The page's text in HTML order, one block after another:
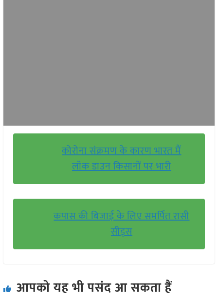
कोरोना संक्रमण के कारण भारत मैं
लॉक डाउन किसानों पर भारी
कपास की बिजाई के लिए समर्पित रासी
सीड्स
आपको यह भी पसंद आ सकता हैं